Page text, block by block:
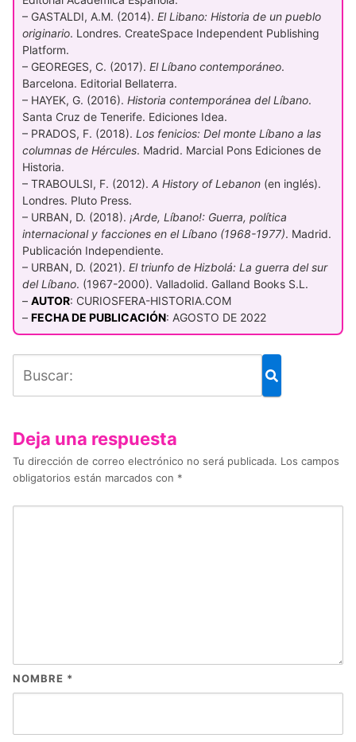
– GASTALDI, A.M. (2014). El Libano: Historia de un pueblo
originario. Londres. CreateSpace Independent Publishing
Platform.
– GEOREGES, C. (2017). El Líbano contemporáneo.
Barcelona. Editorial Bellaterra.
– HAYEK, G. (2016). Historia contemporánea del Líbano.
Santa Cruz de Tenerife. Ediciones Idea.
– PRADOS, F. (2018). Los fenicios: Del monte Líbano a las
columnas de Hércules. Madrid. Marcial Pons Ediciones de
Historia.
– TRABOULSI, F. (2012). A History of Lebanon (en inglés).
Londres. Pluto Press.
– URBAN, D. (2018). ¡Arde, Líbano!: Guerra, política
internacional y facciones en el Líbano (1968-1977). Madrid.
Publicación Independiente.
– URBAN, D. (2021). El triunfo de Hizbolá: La guerra del sur
del Líbano. (1967-2000). Valladolid. Galland Books S.L.
– AUTOR: CURIOSFERA-HISTORIA.COM
– FECHA DE PUBLICACIÓN: AGOSTO DE 2022
Deja una respuesta
Tu dirección de correo electrónico no será publicada. Los campos
obligatorios están marcados con *
NOMBRE *